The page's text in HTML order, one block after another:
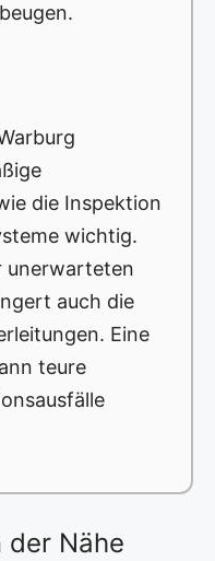
die Inspektion
wichtig.
unerwarteten
auch die
Eine
teure
der Nähe